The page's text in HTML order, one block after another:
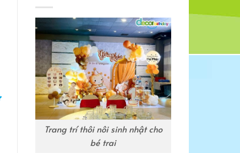
Trang trí thôi nôi sinh nhật cho
bé trai